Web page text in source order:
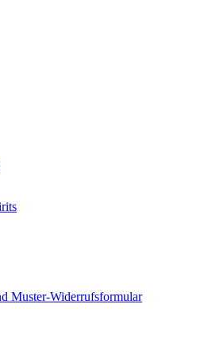
Muster-Widerrufsformular